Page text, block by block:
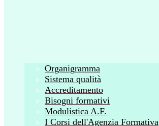
Organigramma
Sistema qualità
Accreditamento
Bisogni formativi
Modulistica A.F.
I Corsi dell'Agenzia Formativa